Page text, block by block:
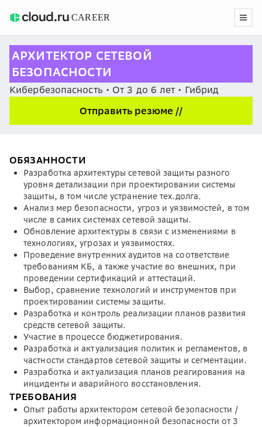
/CAREER
АРХИТЕКТОР СЕТЕВОЙ
БЕЗОПАСНОСТИ
Кибербезопасность • От 3 до 6 лет • Гибрид
Отправить резюме //
ОБЯЗАННОСТИ
Разработка архитектуры сетевой защиты разного
уровня детализации при проектировании системы
защиты, в том числе устранение тех.долга.
Анализ мер безопасности, угроз и уязвимостей, в том
числе в самих системах сетевой защиты.
Обновление архитектуры в связи с изменениями в
технологиях, угрозах и уязвимостях.
Проведение внутренних аудитов на соответствие
требованиям КБ, а также участие во внешних, при
проведении сертификаций и аттестаций.
Выбор, сравнение технологий и инструментов при
проектировании системы защиты.
Разработка и контроль реализации планов развития
средств сетевой защиты.
Участие в процессе бюджетирования.
Разработка и актуализация политик и регламентов, в
частности стандартов сетевой защиты и сегментации.
Разработка и актуализация планов реагирования на
инциденты и аварийного восстановления.
ТРЕБОВАНИЯ
Опыт работы архитектором сетевой безопасности /
архитектором информационной безопасности от 3